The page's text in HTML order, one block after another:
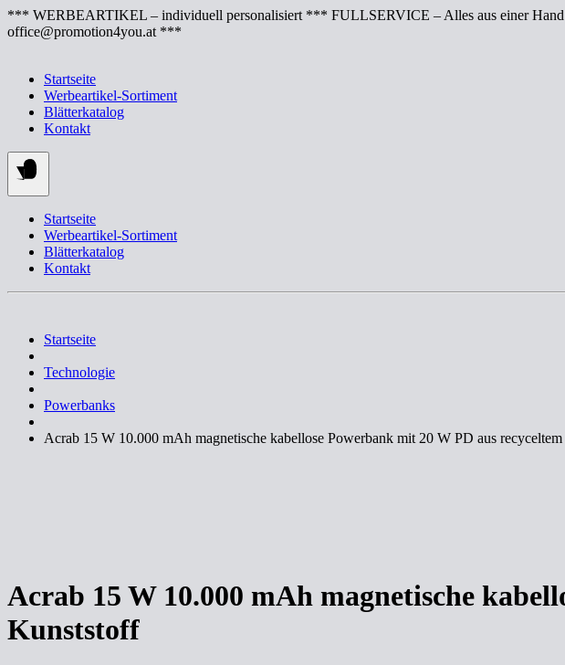
Springe
zum
*** WERBEARTIKEL – individuell personalisiert *** FULLSERVICE – Alles aus einer
office@promotion4you.at ***
Startseite
Werbeartikel-Sortiment
Blätterkatalog
Kontakt
Startseite
Werbeartikel-Sortiment
Blätterkatalog
Kontakt
Startseite
Technologie
Powerbanks
Acrab 15 W 10.000 mAh magnetische kabellose Powerbank mit 20 W PD aus
Acrab 15 W 10.000 mAh magnetische
Kunststoff